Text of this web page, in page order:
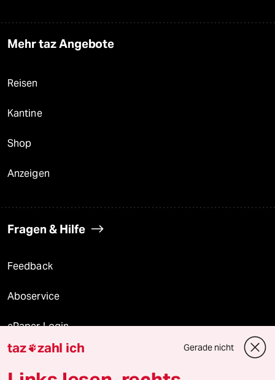
Mehr taz Angebote
Reisen
Kantine
Shop
Anzeigen
Fragen & Hilfe
Feedback
Aboservice
ePaper Login
Downloads für Abonnierende
taz zahl ich Gerade nicht